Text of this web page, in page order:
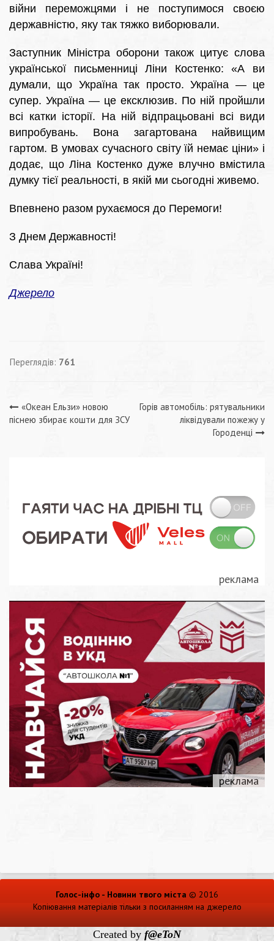
війни переможцями і не поступимося своєю
державністю, яку так тяжко виборювали.
Заступник Міністра оборони також цитує слова
української письменниці Ліни Костенко: «А ви
думали, що Україна так просто. Україна — це
супер. Україна — це ексклюзив. По ній пройшли
всі катки історії. На ній відпрацьовані всі види
випробувань. Вона загартована найвищим
гартом. В умовах сучасного світу їй немає ціни» і
додає, що Ліна Костенко дуже влучно вмістила
думку тієї реальності, в якій ми сьогодні живемо.
Впевнено разом рухаємося до Перемоги!
З Днем Державності!
Слава Україні!
Джерело
Переглядів: 761
Навігація
«Океан Ельзи» новою
піснею збирає кошти для ЗСУ
Горів автомобіль: рятувальники
ліквідували пожежу у
Городенці
Голос-інфо - Новини твого міста © 2016
Копіювання матеріалів тільки з посиланням на джерело
Created by f@eToN